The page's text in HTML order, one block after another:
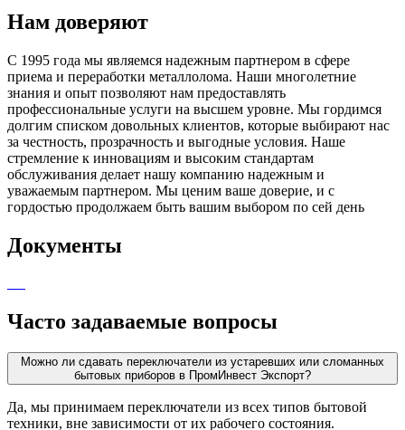
Нам доверяют
С 1995 года мы являемся надежным партнером в сфере
приема и переработки металлолома. Наши многолетние
знания и опыт позволяют нам предоставлять
профессиональные услуги на высшем уровне. Мы гордимся
долгим списком довольных клиентов, которые выбирают нас
за честность, прозрачность и выгодные условия. Наше
стремление к инновациям и высоким стандартам
обслуживания делает нашу компанию надежным и
уважаемым партнером. Мы ценим ваше доверие, и с
гордостью продолжаем быть вашим выбором по сей день
Документы
Часто задаваемые вопросы
Можно ли сдавать переключатели из устаревших или сломанных
бытовых приборов в ПромИнвест Экспорт?
Да, мы принимаем переключатели из всех типов бытовой
техники, вне зависимости от их рабочего состояния.